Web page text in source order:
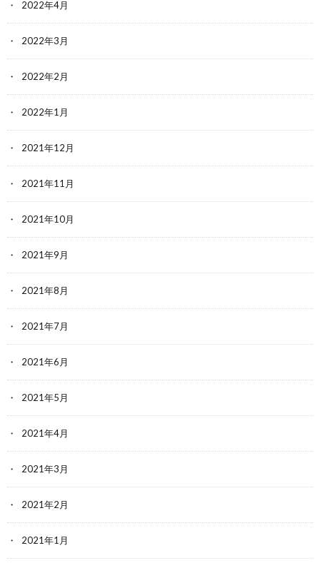
2022年4月
2022年3月
2022年2月
2022年1月
2021年12月
2021年11月
2021年10月
2021年9月
2021年8月
2021年7月
2021年6月
2021年5月
2021年4月
2021年3月
2021年2月
2021年1月